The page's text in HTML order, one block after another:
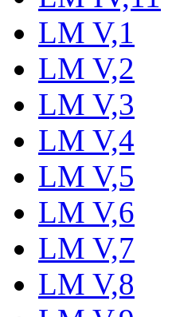
LM V,1
LM V,2
LM V,3
LM V,4
LM V,5
LM V,6
LM V,7
LM V,8